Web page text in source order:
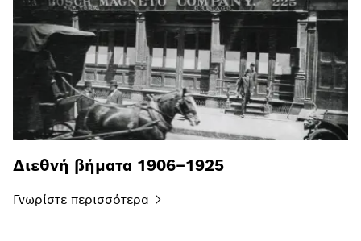
Διεθνή βήματα 1906–1925
Γνωρίστε περισσότερα